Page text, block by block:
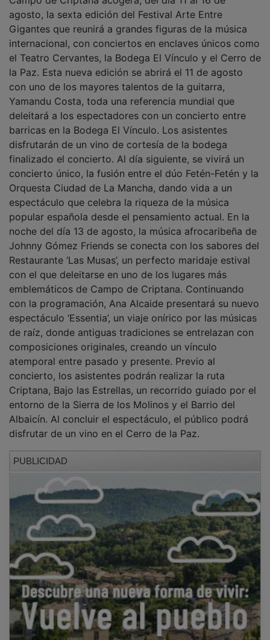
Septiembre cultural en la región: la agenda
perfecta para despedir el verano
OTRAS NOTICIAS
GUADA TV MEDIA
PUBLICIDAD
PUBLICIDAD
PUBLICIDAD
PUBLICIDAD
PUBLICIDAD